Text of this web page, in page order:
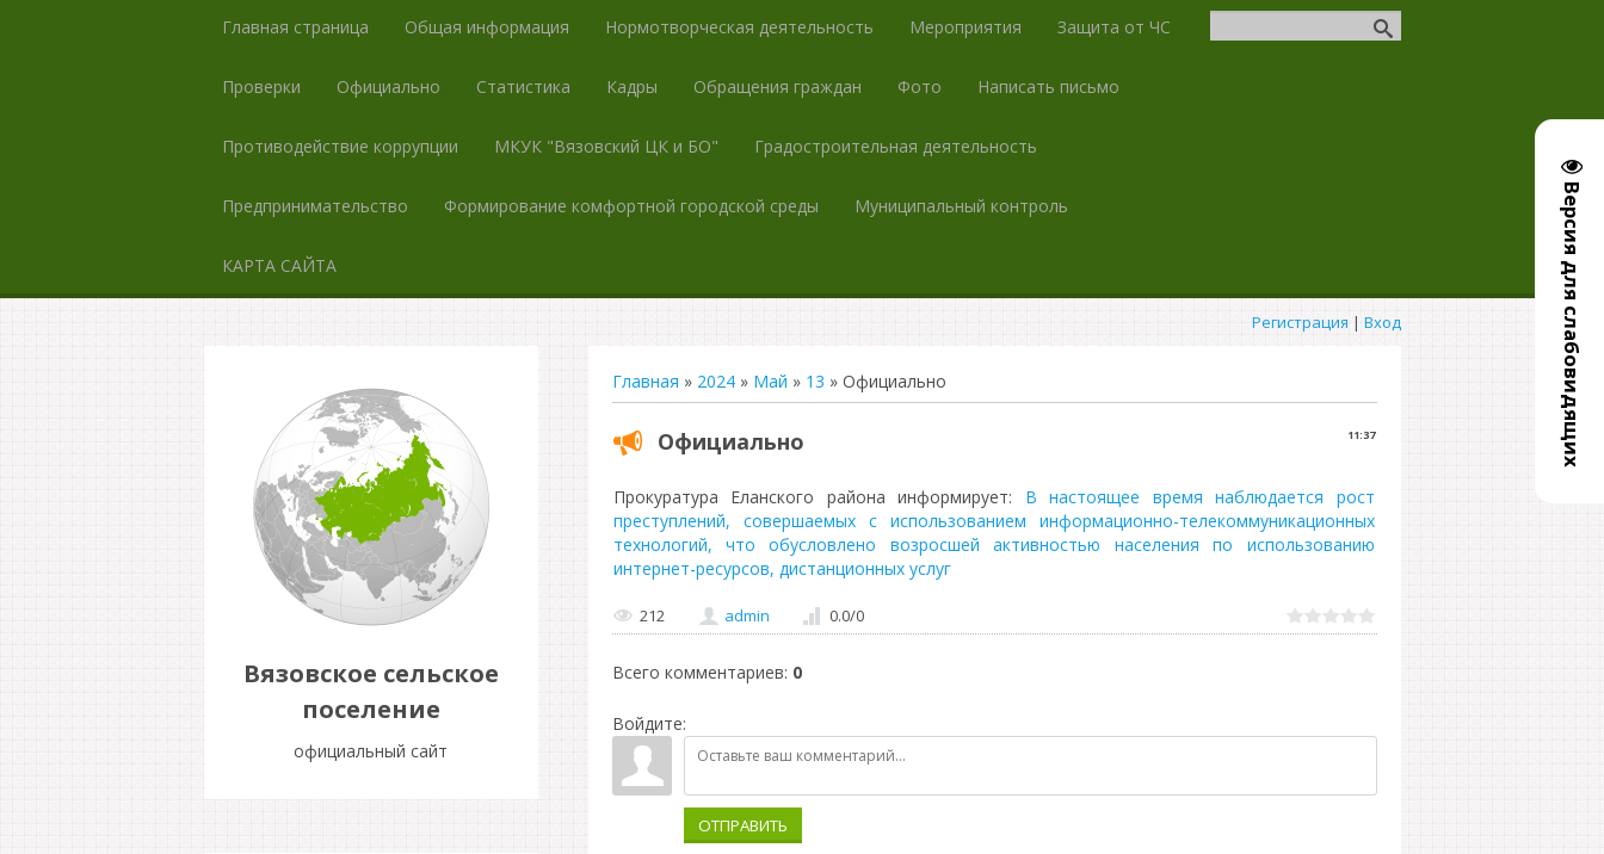
Версия для слабовидящих
Главная страница Общая информация Нормотворческая деятельность Мероприятия Защита от ЧС
Проверки Официально Статистика Кадры Обращения граждан Фото Написать письмо
Противодействие коррупции МКУК "Вязовский ЦК и БО" Градостроительная деятельность
Предпринимательство Формирование комфортной городской среды Муниципальный контроль
КАРТА САЙТА
Регистрация | Вход
Вязовское сельское
поселение
официальный сайт
Главная » 2024 » Май » 13 » Официально
11:37
Официально
Прокуратура Еланского района информирует: В настоящее время наблюдается рост
преступлений, совершаемых с использованием информационно-телекоммуникационных
технологий, что обусловлено возросшей активностью населения по использованию
интернет-ресурсов, дистанционных услуг
212 admin 0.0/0
Всего комментариев: 0
Войдите:
ОТПРАВИТЬ